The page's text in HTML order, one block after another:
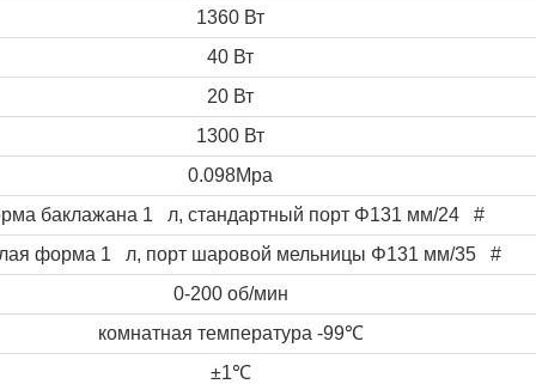
1360 Вт
40 Вт
20 Вт
1300 Вт
0.098Mpa
баклажана 1 л, стандартный порт Φ131 мм/24 #
форма 1 л, порт шаровой мельницы Φ131 мм/35 #
0-200 об/мин
комнатная температура -99℃
±1℃